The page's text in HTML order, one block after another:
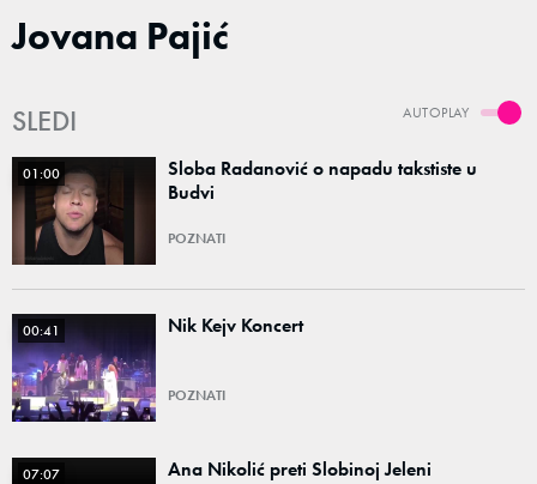
Jovana Pajić
AUTOPLAY
SLEDI
01:00
Sloba Radanović o napadu takstiste u
Budvi
POZNATI
00:41 Nik Kejv Koncert
POZNATI
07:07 Ana Nikolić preti Slobinoj Jeleni